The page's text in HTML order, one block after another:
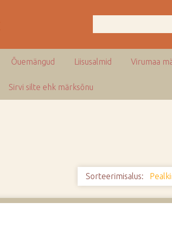
Õuemängud Liisusalmid Virumaa
Sirvi silte ehk märksõnu
Sorteerimisalus: